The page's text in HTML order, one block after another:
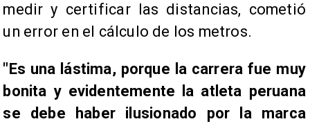
medir y certificar las distancias, cometió
un error en el cálculo de los metros.
"Es una lástima, porque la carrera fue muy
bonita y evidentemente la atleta peruana
se debe haber ilusionado por la marca